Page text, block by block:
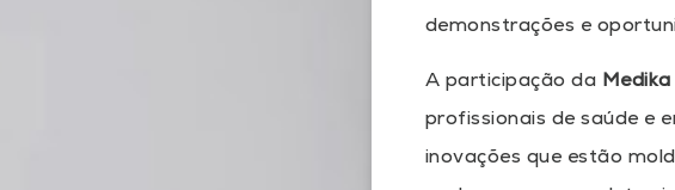
demonstrações e
A participação da
profissionais de saúde e
inovações que estão